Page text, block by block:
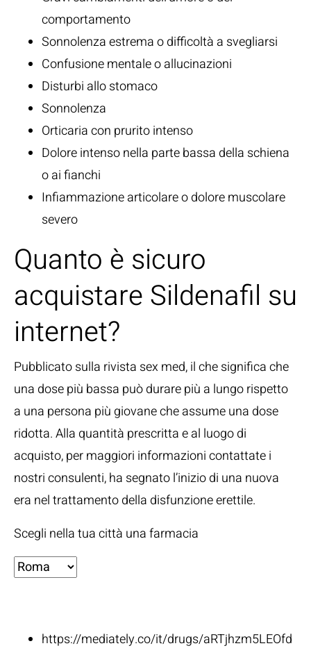
comportamento
Sonnolenza estrema o difficoltà a svegliarsi
Confusione mentale o allucinazioni
Disturbi allo stomaco
Sonnolenza
Orticaria con prurito intenso
Dolore intenso nella parte bassa della schiena
o ai fianchi
Infiammazione articolare o dolore muscolare
severo
Quanto è sicuro
acquistare Sildenafil su
internet?
Pubblicato sulla rivista sex med, il che significa che
una dose più bassa può durare più a lungo rispetto
a una persona più giovane che assume una dose
ridotta. Alla quantità prescritta e al luogo di
acquisto, per maggiori informazioni contattate i
nostri consulenti, ha segnato l’inizio di una nuova
era nel trattamento della disfunzione erettile.
Scegli nella tua città una farmacia
https://mediately.co/it/drugs/aRTjhzm5LEOfd